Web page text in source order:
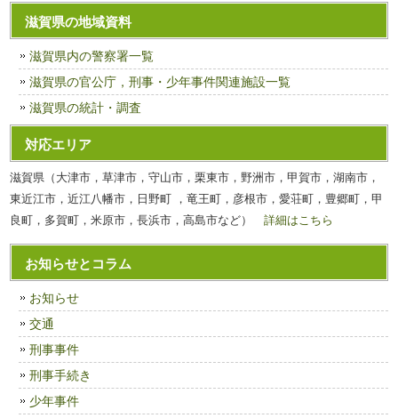
滋賀県の地域資料
滋賀県内の警察署一覧
滋賀県の官公庁，刑事・少年事件関連施設一覧
滋賀県の統計・調査
対応エリア
滋賀県（大津市，草津市，守山市，栗東市，野洲市，甲賀市，湖南市，
東近江市，近江八幡市，日野町 ，竜王町，彦根市，愛荘町，豊郷町，甲
良町，多賀町，米原市，長浜市，高島市など）詳細はこちら
お知らせとコラム
お知らせ
交通
刑事事件
刑事手続き
少年事件